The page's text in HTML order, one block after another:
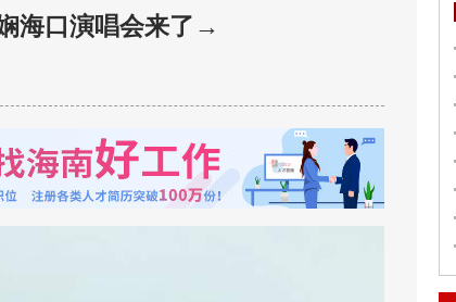
海口演唱会来了→